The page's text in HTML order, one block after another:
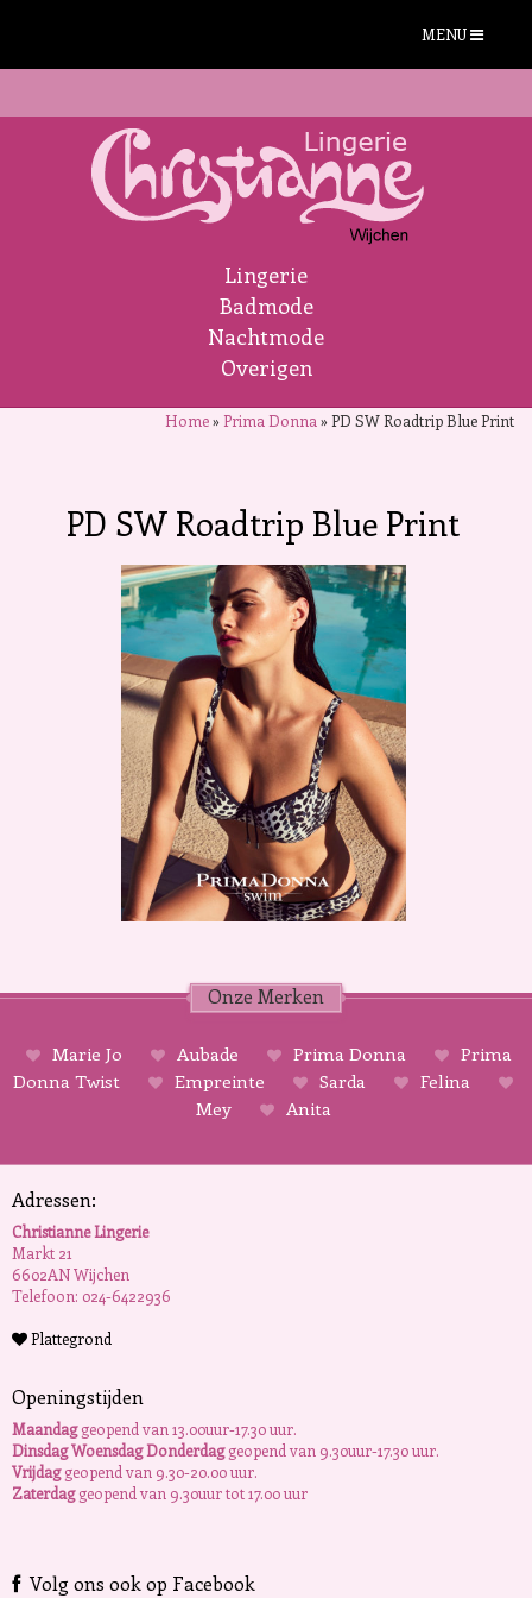
MENU
Lingerie
Badmode
Nachtmode
Overigen
Home»Prima Donna »PD SW Roadtrip Blue Print
PD SW Roadtrip Blue Print
Onze Merken
Marie Jo Aubade Prima Donna
Prima
Donna Twist
Empreinte Sarda
Felina
Mey
Anita
Adressen:
Christianne Lingerie
Markt 21
6602AN Wijchen
Telefoon: 024-6422936
Plattegrond
Openingstijden
Maandaggeopend van 13.00uur-17.30 uur.
Dinsdag Woensdag Donderdaggeopend van 9.30uur-17.30 uur.
Vrijdaggeopend van 9.30-20.00 uur.
Zaterdaggeopend van 9.30uur tot 17.00 uur
Volg ons ook op Facebook